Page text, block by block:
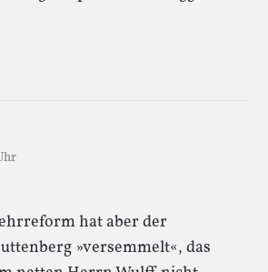
hat aber der
»versemmelt«, das